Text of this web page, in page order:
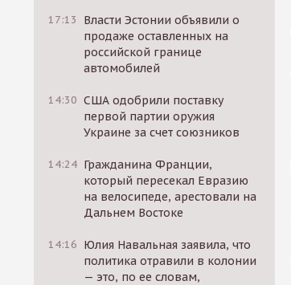
17:13
Власти Эстонии объявили о
продаже оставленных на
российской границе
автомобилей
14:30 США одобрили поставку
первой партии оружия
Украине за счет союзников
14:24 Гражданина Франции,
который пересекал Евразию
на велосипеде, арестовали на
Дальнем Востоке
14:16 Юлия Навальная заявила, что
политика отравили в колонии
— это, по ее словам,